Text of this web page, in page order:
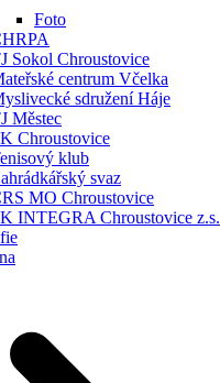
Foto
Sokol Chroustovice
centrum Včelka
sdružení Háje
Městec
Chroustovice
klub
svaz
MO Chroustovice
INTEGRA Chroustovice z.s.